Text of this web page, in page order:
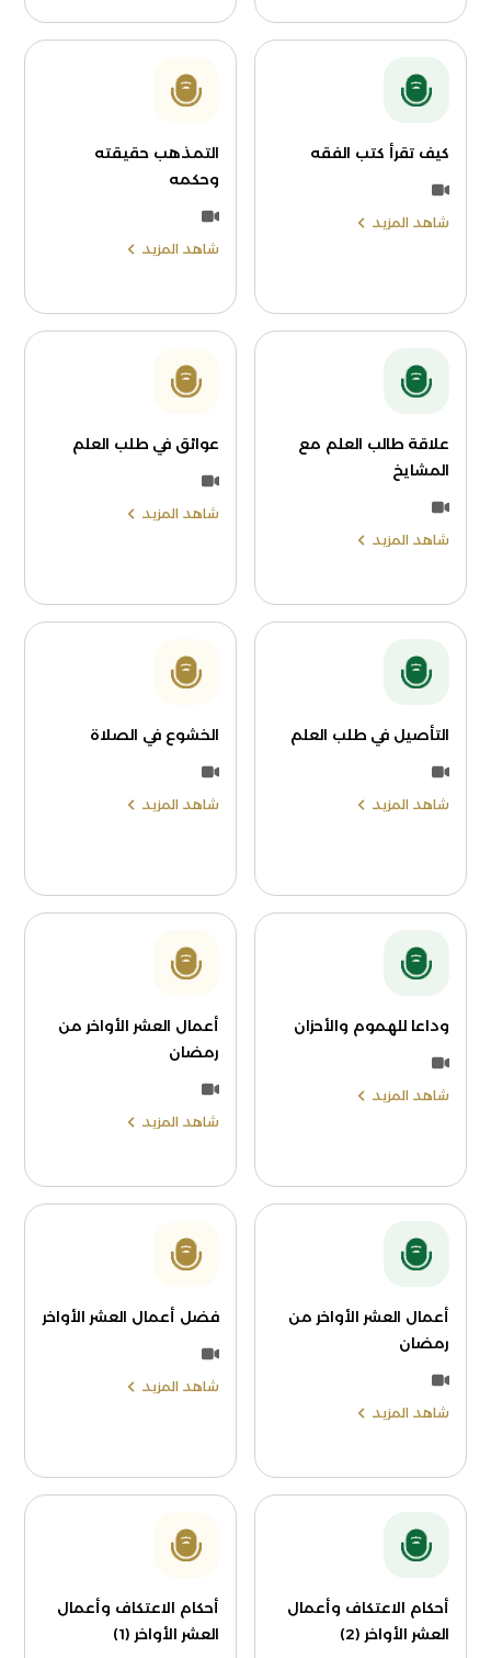
كيف تقرأ كتب الفقه
شاهد المزيد
التمذهب حقيقته
وحكمه
شاهد المزيد
علاقة طالب العلم مع
المشايخ
شاهد المزيد
عوائق في طلب العلم
شاهد المزيد
التأصيل في طلب العلم
شاهد المزيد
الخشوع في الصلاة
شاهد المزيد
وداعا للهموم والأحزان
شاهد المزيد
أعمال العشر الأواخر من
رمضان
شاهد المزيد
أعمال العشر الأواخر من
رمضان
شاهد المزيد
فضل أعمال العشر الأواخر
شاهد المزيد
أحكام الاعتكاف وأعمال
العشر الأواخر (2)
أحكام الاعتكاف وأعمال
العشر الأواخر (1)